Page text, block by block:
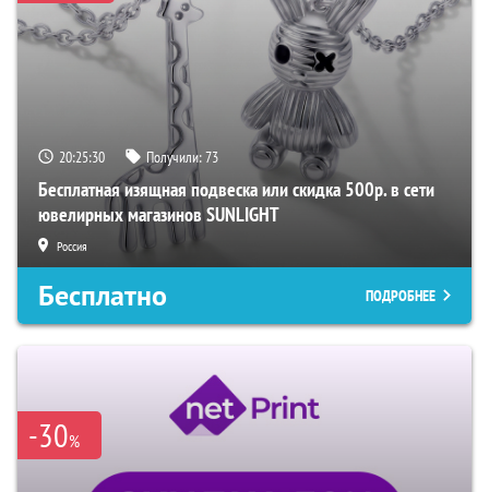
20:25:29 Получили:73
Бесплатная изящная подвеска или скидка 500р. в сети
ювелирных магазинов SUNLIGHT
Россия
Бесплатно ПОДРОБНЕЕ
-30%